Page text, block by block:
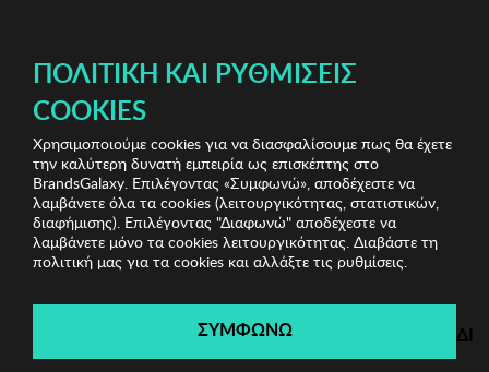
Jewels Bazaar Vol.2 Γυναικεία Σκουλαρίκια
Γυναικεία
Σκουλαρίκια Regina
Jewels Bazaar Vol.2
Λήγει σε: 00ημέρες | 00ώρες 00λεπτά 00δευτ.
ΠΟΛΙΤΙΚΉ ΚΑΙ ΡΥΘΜΊΣΕΙΣ
COOKIES
Χρησιμοποιούμε cookies για να διασφαλίσουμε πως θα έχετε
την καλύτερη δυνατή εμπειρία ως επισκέπτης στο
BrandsGalaxy. Επιλέγοντας «Συμφωνώ», αποδέχεστε να
λαμβάνετε όλα τα cookies (λειτουργικότητας, στατιστικών,
διαφήμισης). Επιλέγοντας "Διαφωνώ" αποδέχεστε να
λαμβάνετε μόνο τα cookies λειτουργικότητας. Διαβάστε τη
πολιτική μας για τα cookies και αλλάξτε τις ρυθμίσεις.
ΣΥΜΦΩΝΩ